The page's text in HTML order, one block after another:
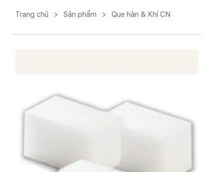
Trang chủ > Sản phẩm > Que hàn & Khí CN